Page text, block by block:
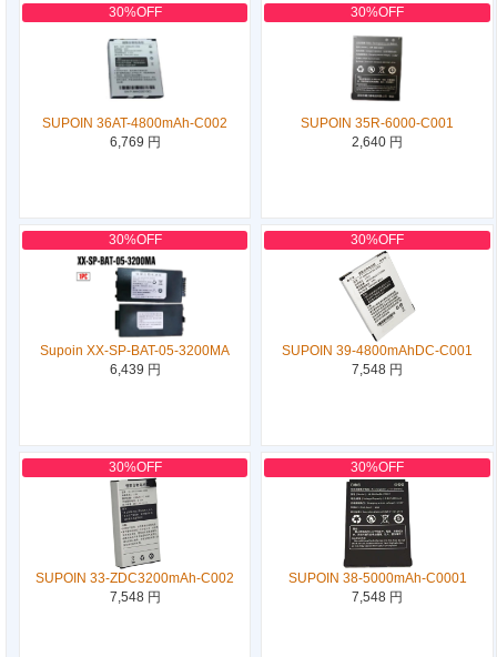
30%OFF
SUPOIN 36AT-4800mAh-C002
6,769 円
30%OFF
SUPOIN 35R-6000-C001
2,640 円
30%OFF
Supoin XX-SP-BAT-05-3200MA
6,439 円
30%OFF
SUPOIN 39-4800mAhDC-C001
7,548 円
30%OFF
SUPOIN 33-ZDC3200mAh-C002
7,548 円
30%OFF
SUPOIN 38-5000mAh-C0001
7,548 円